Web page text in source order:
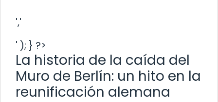
','
' ); } ?>
La historia de la caída del
Muro de Berlín: un hito en la
reunificación alemana